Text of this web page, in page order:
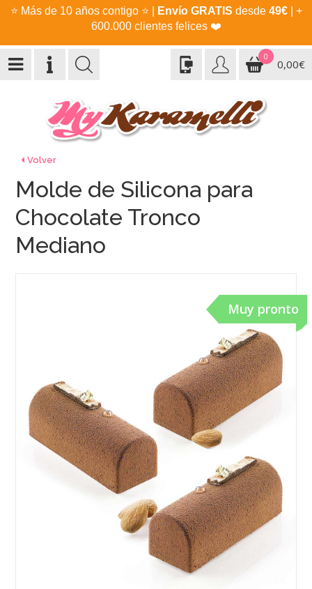
⭐ Más de 10 años contigo ⭐ Envío GRATIS desde 49€| +
600.000 clientes felices ❤️
0
0,00€
Volver
Muy pronto
Molde de Silicona para
Chocolate Tronco
Mediano